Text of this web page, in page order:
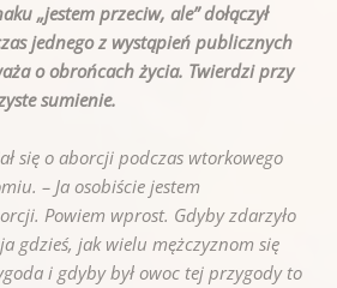
„jestem przeciw, ale” dołączył
jednego z wystąpień publicznych
o obrońcach życia. Twierdzi przy
sumienie.
się o aborcji podczas wtorkowego
–Ja osobiście jestem
Powiem wprost. Gdyby zdarzyło
gdzieś, jak wielu mężczyznom się
i gdyby był owoc tej przygody to